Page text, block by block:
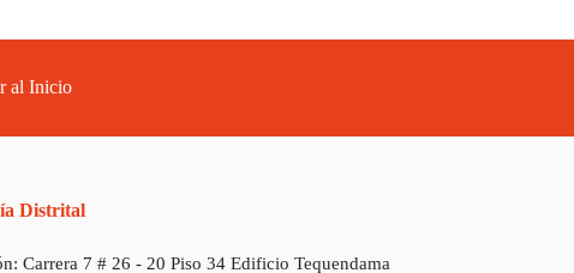
menu
al Inicio
Distrital
Carrera 7 # 26 - 20 Piso 34 Edificio Tequendama